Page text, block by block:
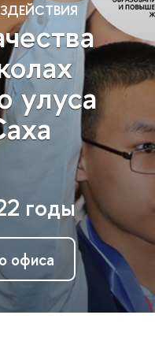
улуса
годы
офиса